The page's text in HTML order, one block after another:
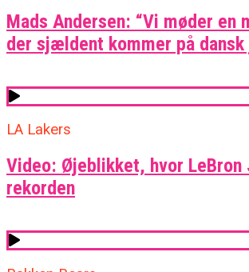
Mads Andersen: “Vi møder en
der sjældent kommer på dansk
LA Lakers
Video: Øjeblikket, hvor LeBron
rekorden